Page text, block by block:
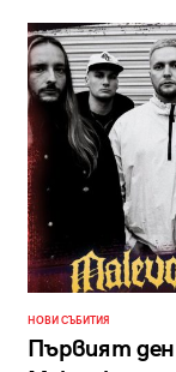
НОВИ СЪБИТИЯ
Първият ден